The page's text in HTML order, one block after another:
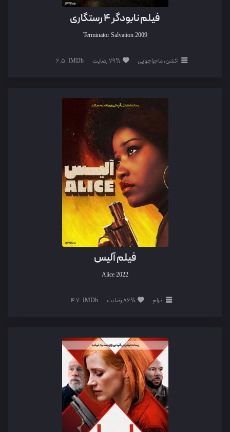
فیلم نابودگر 4 رستگاری
Terminator Salvation 2009
اکشن، ماجراجویی 79% رضایت 6.5
فیلم آلیس
Alice 2022
درام 86% رضایت